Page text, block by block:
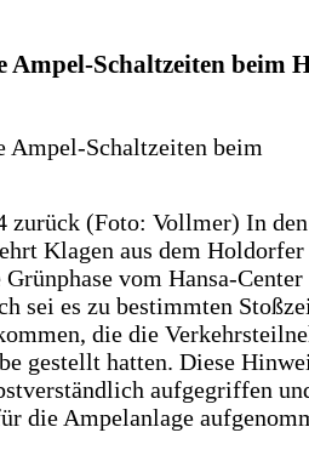
Ampel-Schaltzeiten beim
zurück (Foto: Vollmer) In
Klagen aus dem Holdorfer
vom Hansa-
sei es zu bestimmten
die die
gestellt hatten. Diese
aufgegriffen
die Ampelanlage